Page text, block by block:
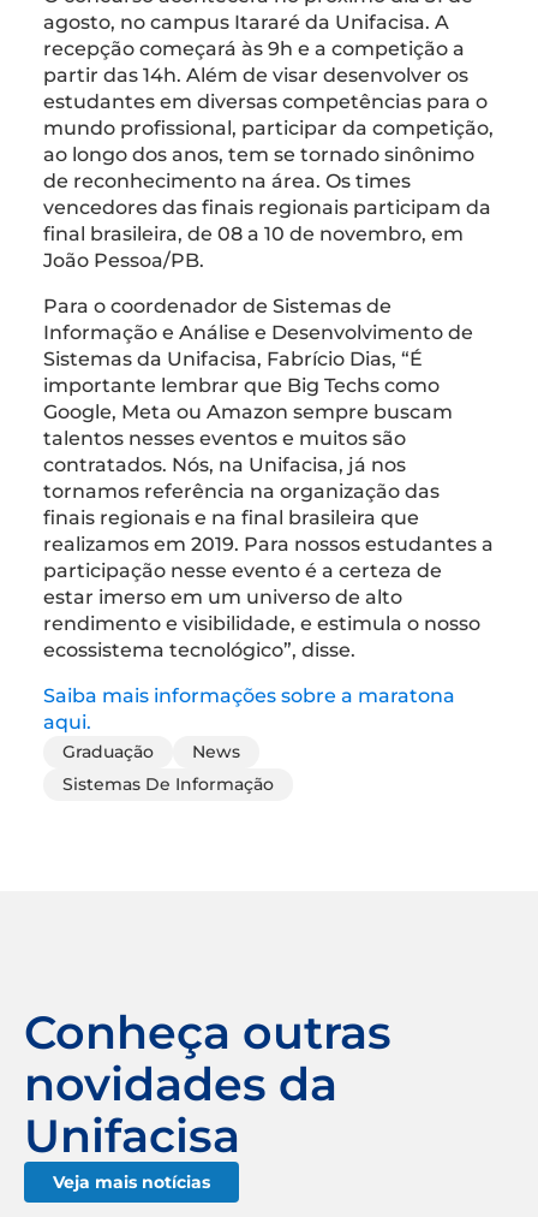
agosto, no campus Itararé da Unifacisa. A
recepção começará às 9h e a competição a
partir das 14h. Além de visar desenvolver os
estudantes em diversas competências para o
mundo profissional, participar da competição,
ao longo dos anos, tem se tornado sinônimo
de reconhecimento na área. Os times
vencedores das finais regionais participam da
final brasileira, de 08 a 10 de novembro, em
João Pessoa/PB.
Para o coordenador de Sistemas de
Informação e Análise e Desenvolvimento de
Sistemas da Unifacisa, Fabrício Dias, “É
importante lembrar que Big Techs como
Google, Meta ou Amazon sempre buscam
talentos nesses eventos e muitos são
contratados. Nós, na Unifacisa, já nos
tornamos referência na organização das
finais regionais e na final brasileira que
realizamos em 2019. Para nossos estudantes a
participação nesse evento é a certeza de
estar imerso em um universo de alto
rendimento e visibilidade, e estimula o nosso
ecossistema tecnológico”, disse.
Saiba mais informações sobre a maratona
aqui.
Graduação
News
Sistemas De Informação
Conheça outras
novidades da
Unifacisa
Veja mais notícias